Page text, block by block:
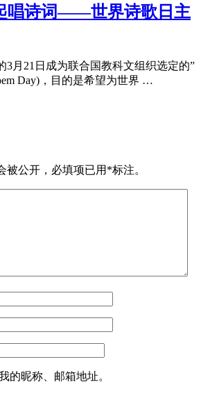
唱诗词——世界诗歌日主
3月21日成为联合国教科文组织选定的”
Day)，目的是希望为世界 …
被公开， 必填项已用 *标注。
的昵称、邮箱地址。